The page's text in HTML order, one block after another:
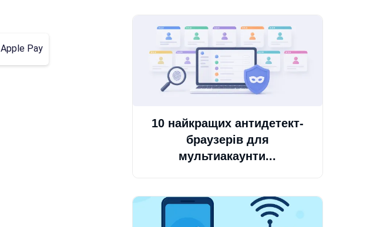
Apple Pay
10 найкращих антидетект-
браузерів для
мультиакаунти...